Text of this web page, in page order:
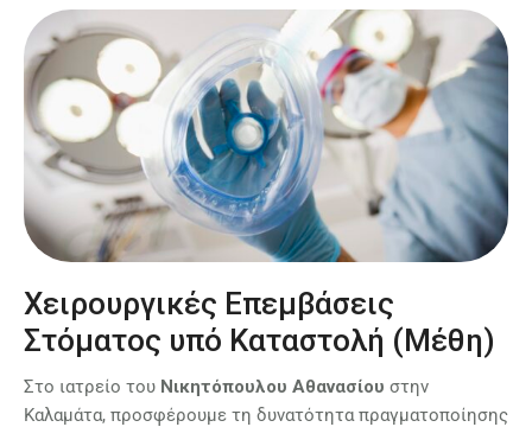
Χειρουργικές Επεμβάσεις
Στόματος υπό Καταστολή (Μέθη)
Στο ιατρείο του Νικητόπουλου Αθανασίου στην
Καλαμάτα, προσφέρουμε τη δυνατότητα πραγματοποίησης